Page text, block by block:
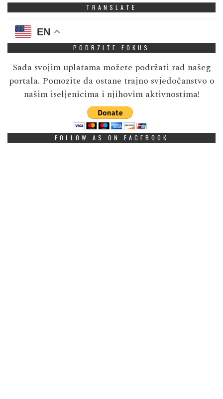
TRANSLATE
EN
PODRZITE FOKUS
Sada svojim uplatama možete podržati rad našeg
portala. Pomozite da ostane trajno svjedočanstvo o
našim iseljenicima i njihovim aktivnostima!
FOLLOW AS ON FACEBOOK